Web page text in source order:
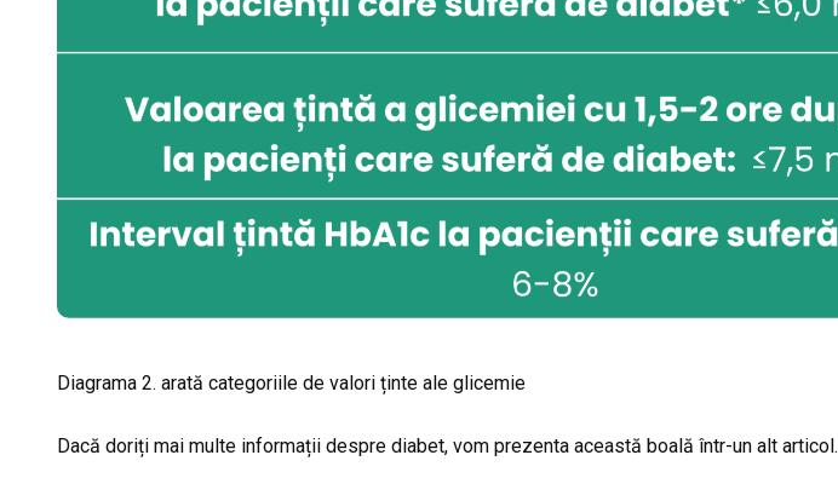
Diagrama 2. arată categoriile de valori ținte ale glicemie
Dacă doriți mai multe informații despre diabet, vom prezenta această boală într-un alt articol.